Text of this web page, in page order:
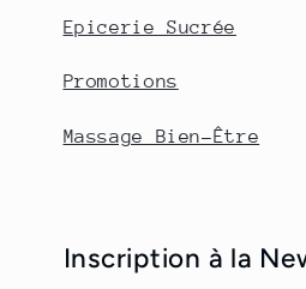
Epicerie Sucrée
Promotions
Massage Bien-Être
Inscription à la